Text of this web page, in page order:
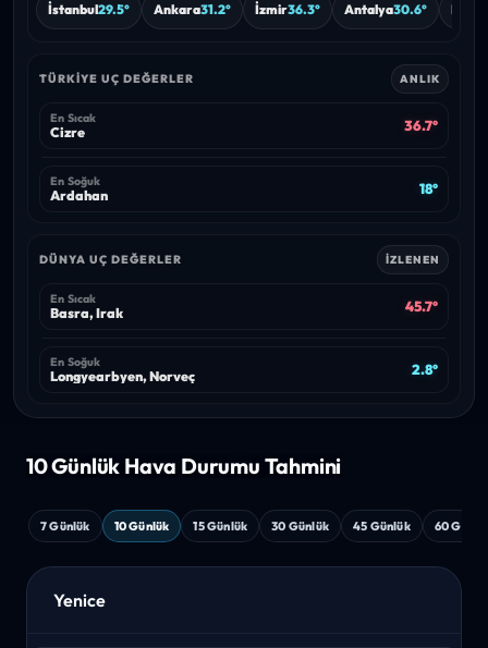
İstanbul29.5° Ankara31.2° İzmir36.3° Antalya30.6° Bursa
TÜRKIYE UÇ DEĞERLER ANLIK
En Sıcak
Cizre 36.7°
En Soğuk
Ardahan 18°
DÜNYA UÇ DEĞERLER İZLENEN
En Sıcak
Basra, Irak 45.7°
En Soğuk
Longyearbyen, Norveç 2.8°
10 Günlük Hava Durumu Tahmini
7 Günlük 10 Günlük 15 Günlük 30 Günlük 45 Günlük 60
Yenice